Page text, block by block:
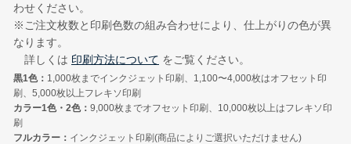
わせください。
※ご注文枚数と印刷色数の組み合わせにより、仕上がりの色が異
なります。
詳しくは 印刷方法について をご覧ください。
黒1色： 1,000枚までインクジェット印刷、1,100〜4,000枚はオフセット印
刷、5,000枚以上フレキソ印刷
カラー1色・2色： 9,000枚までオフセット印刷、10,000枚以上はフレキソ印
刷
フルカラー： インクジェット印刷(商品によりご選択いただけません)